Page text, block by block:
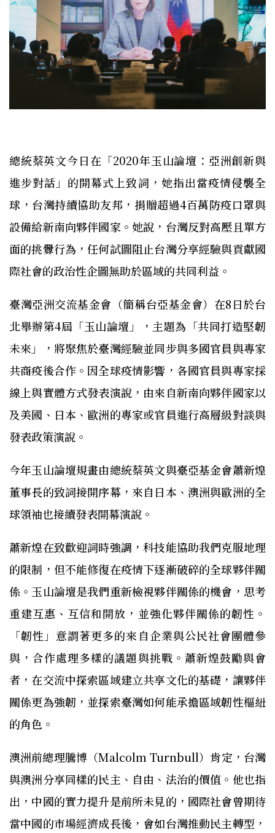
總統蔡英文今日在「2020年玉山論壇：亞洲創新與
進步對話」的開幕式上致詞，她指出當疫情侵襲全
球，台灣持續協助友邦，捐贈超過4百萬防疫口罩與
設備給新南向夥伴國家。她說，台灣反對高壓且單方
面的挑釁行為，任何試圖阻止台灣分享經驗與貢獻國
際社會的政治性企圖無助於區域的共同利益。
臺灣亞洲交流基金會（簡稱台亞基金會）在8日於台
北舉辦第4屆「玉山論壇」，主題為「共同打造堅韌
未來」，將聚焦於臺灣經驗並同步與多國官員與專家
共商疫後合作。因全球疫情影響，各國官員與專家採
線上與實體方式發表演說，由來自新南向夥伴國家以
及美國、日本、歐洲的專家或官員進行高層級對談與
發表政策演說。
今年玉山論壇規畫由總統蔡英文與臺亞基金會蕭新煌
董事長的致詞接開序幕，來自日本、澳洲與歐洲的全
球領袖也接續發表開幕演說。
蕭新煌在致歡迎詞時強調，科技能協助我們克服地理
的限制，但不能修復在疫情下逐漸破碎的全球夥伴關
係。玉山論壇是我們重新檢視夥伴關係的機會，思考
重建互惠、互信和開放，並強化夥伴關係的韌性。
「韌性」意謂著更多的來自企業與公民社會團體參
與，合作處理多樣的議題與挑戰。蕭新煌鼓勵與會
者，在交流中探索區域建立共享文化的基礎，讓夥伴
關係更為強韌，並探索臺灣如何能承擔區域韌性樞紐
的角色。
澳洲前總理騰博（Malcolm Turnbull）肯定，台灣
與澳洲分享同樣的民主、自由、法治的價值。他也指
出，中國的實力提升是前所未見的，國際社會曾期待
當中國的市場經濟成長後，會如台灣推動民主轉型，